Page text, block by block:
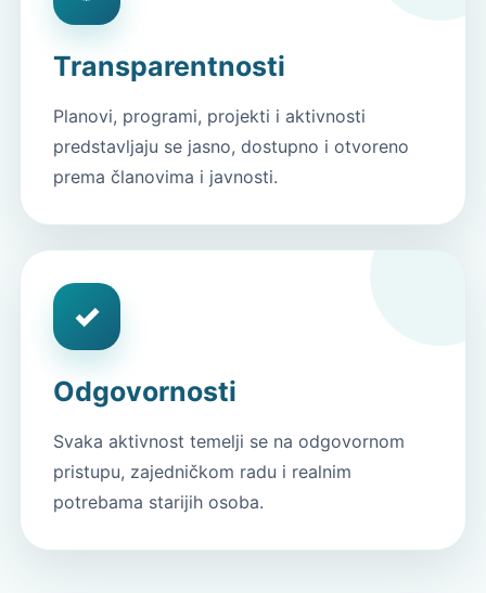
Transparentnosti
Planovi, programi, projekti i aktivnosti
predstavljaju se jasno, dostupno i otvoreno
prema članovima i javnosti.
✓
Odgovornosti
Svaka aktivnost temelji se na odgovornom
pristupu, zajedničkom radu i realnim
potrebama starijih osoba.